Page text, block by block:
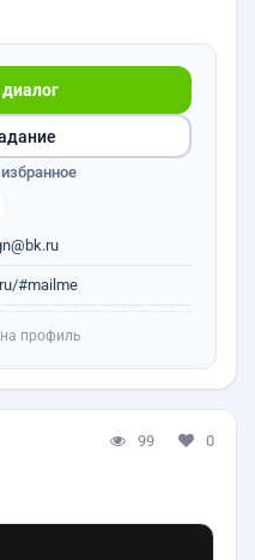
#mailme
профиль
99 0